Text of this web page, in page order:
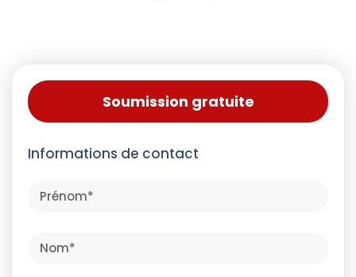
Soumission gratuite
Informations de contact